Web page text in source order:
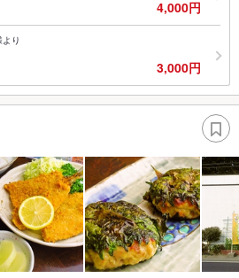
4,000円
り
3,000円